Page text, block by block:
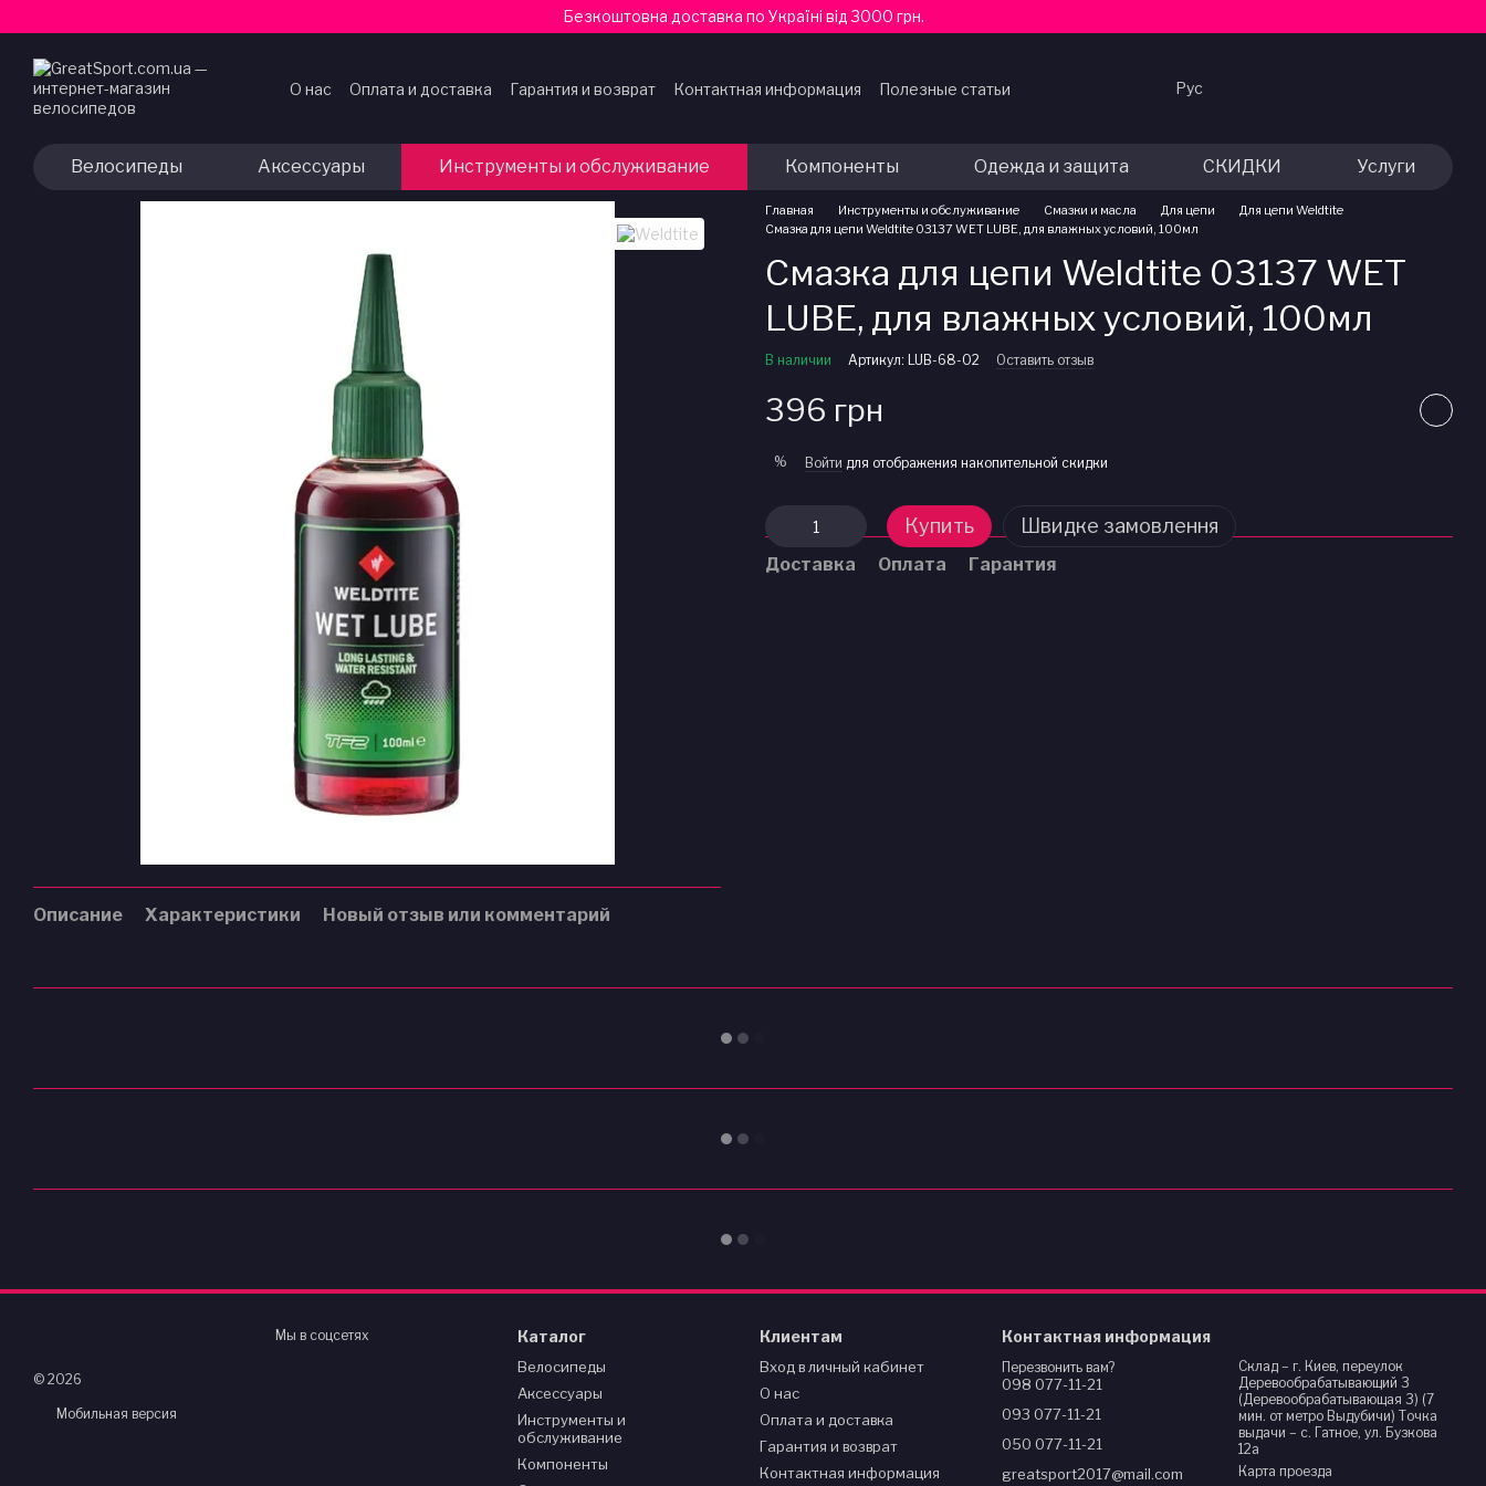
Безкоштовна доставка по Україні від 3000 грн.
О нас Оплата и доставка Гарантия и возврат Контактная информация
Полезные статьи
Рус
Велосипеды Аксессуары Инструменты и обслуживание Компоненты Одежда и защита СКИДКИ Услуги
Описание Характеристики Новый отзыв или комментарий
Главная Инструменты и обслуживание Смазки и масла Для цепи
Для цепи Weldtite
Смазка для цепи Weldtite 03137 WET LUBE, для влажных условий, 100мл
Смазка для цепи Weldtite 03137 WET
LUBE, для влажных условий, 100мл
В наличии Артикул: LUB-68-02 Оставить отзыв
396 грн
% Войти для отображения накопительной скидки
Купить Швидке замовлення
Доставка Оплата Гарантия
© 2026
Мобильная версия
Мы в соцсетях Каталог
Велосипеды
Аксессуары
Инструменты и
обслуживание
Компоненты
Клиентам
Вход в личный кабинет
О нас
Оплата и доставка
Гарантия и возврат
Контактная информация
Контактная информация
Перезвонить вам?
098 077-11-21
093 077-11-21
050 077-11-21
greatsport2017@mail.com
Склад – г. Киев, переулок
Деревообрабатывающий 3
(Деревообрабатывающая 3) (7
мин. от метро Выдубичи) Точка
выдачи – с. Гатное, ул. Бузкова
12а
Карта проезда